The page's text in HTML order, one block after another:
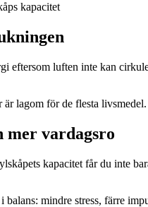
kapacitet
eftersom luften inte kan
lagom för de flesta
mer vardagsro
kapacitet får du inte
balans: mindre stress, färre